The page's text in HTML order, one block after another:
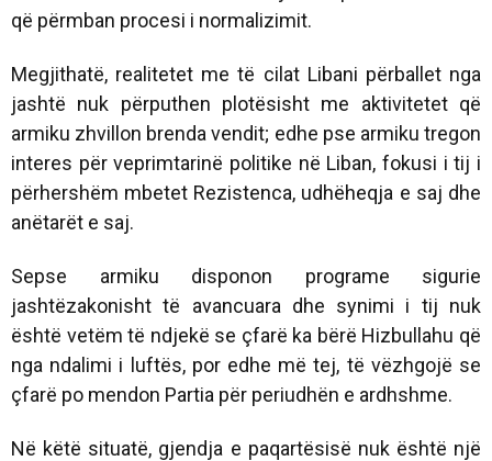
që përmban procesi i normalizimit.
Megjithatë, realitetet me të cilat Libani përballet nga
jashtë nuk përputhen plotësisht me aktivitetet që
armiku zhvillon brenda vendit; edhe pse armiku tregon
interes për veprimtarinë politike në Liban, fokusi i tij i
përhershëm mbetet Rezistenca, udhëheqja e saj dhe
anëtarët e saj.
Sepse armiku disponon programe sigurie
jashtëzakonisht të avancuara dhe synimi i tij nuk
është vetëm të ndjekë se çfarë ka bërë Hizbullahu që
nga ndalimi i luftës, por edhe më tej, të vëzhgojë se
çfarë po mendon Partia për periudhën e ardhshme.
Në këtë situatë, gjendja e paqartësisë nuk është një